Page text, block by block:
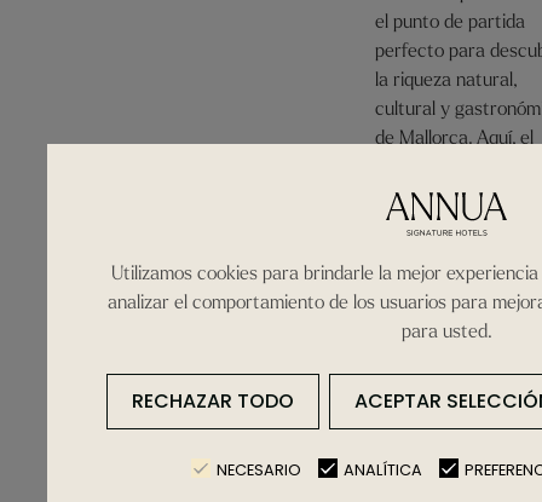
el punto de partida
perfecto para
la riqueza natural,
cultural y
de Mallorca. Aquí, el
conviven, abriendo la
puerta a
isla con infinitas
posibilidades puede
ofrecer.
CONTACTO
Utilizamos cookies para brindarle la mejor
analizar el comportamiento de los usuarios para
para usted.
RECHAZAR TODO ACEPTAR
NECESARIO ANALÍTICA